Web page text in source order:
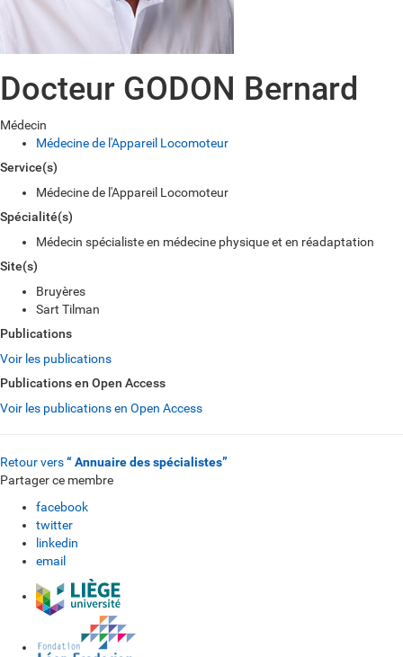
Docteur GODON Bernard
Médecin
Médecine de l'Appareil Locomoteur
Service(s)
Médecine de l'Appareil Locomoteur
Spécialité(s)
Médecin spécialiste en médecine physique et en réadaptation
Site(s)
Bruyères
Sart Tilman
Publications
Voir les publications
Publications en Open Access
Voir les publications en Open Access
Retour vers“ Annuaire des spécialistes”
Partager ce membre
facebook
twitter
linkedin
email